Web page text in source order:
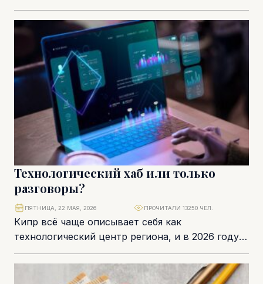
насколько финансовые компании готовы
противостоять кибератакам, техническим
сбоям...
Технологический хаб или только
разговоры?
Кипр всё чаще описывает себя как
технологический центр региона, и в 2026 году
эта тема становится неотъемлемой частью
экономической повестки....
ПЯТНИЦА, 22 МАЯ, 2026 ПРОЧИТАЛИ 13250 ЧЕЛ.